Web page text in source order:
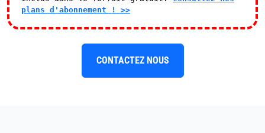
plans d'abonnement ! >>
CONTACTEZ NOUS